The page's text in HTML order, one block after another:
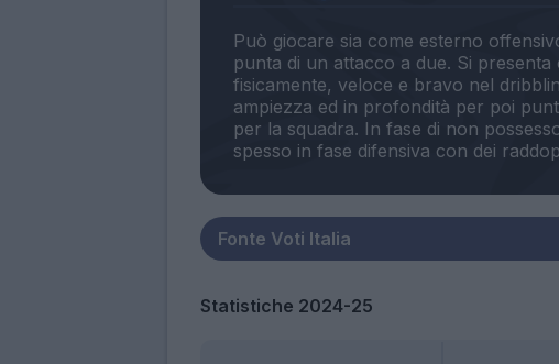
Può giocare sia come esterno
punta di un attacco a due. Si
fisicamente, veloce e bravo nel
ampiezza ed in profondità per poi
per la squadra. In fase di non
Statistiche 2024-25